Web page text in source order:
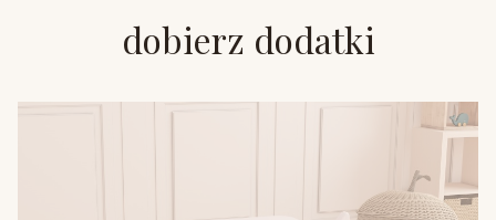
dobierz dodatki